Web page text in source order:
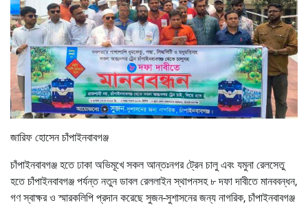
জারিফ হোসেন চাঁপাইনবাবগঞ্জ
চাঁপাইনবাবগঞ্জ হতে ঢাকা অভিমূখে সকল আন্তঃনগর ট্রেন চালু এবং যমুনা রেলসেতু
হতে চাঁপাইনবাবগঞ্জ পর্যন্ত নতুন ডাবল রেললাইন স্থাপনসহ ৮ দফা দাবীতে মানববন্ধন,
গণ স্বাক্ষর ও স্মারকলিপি প্রদান করেছে সুজন-সুশাসনের জন্য নাগরিক, চাঁপাইনবাবগঞ্জ